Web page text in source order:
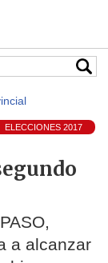
ELECCIONES 2017
a alcanzar